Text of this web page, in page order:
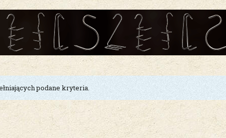
podane kryteria.